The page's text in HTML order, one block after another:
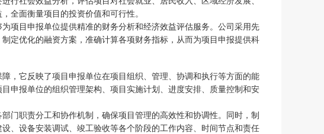
全面衡量项目的投资价值和可行性。
项目申报单位提供精准的财务分析和经济效益评估服务。公司采用先
定优化的融资方案，准确计算各项财务指标，从而为项目申报提供科
，它反映了项目申报单位在项目组织、管理、协调和执行等方面的能
申报单位的组织管理架构、项目实施计划、进度安排、质量控制和安
门职责分工和协作机制，确保项目管理的高效性和协调性。同时，制
、设备安装调试、竣工验收等各个阶段的工作内容、时间节点和责任